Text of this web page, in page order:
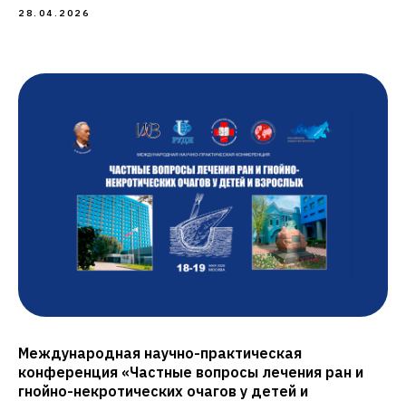
28.04.2026
Международная научно-практическая
конференция «Частные вопросы лечения ран и
гнойно-некротических очагов у детей и